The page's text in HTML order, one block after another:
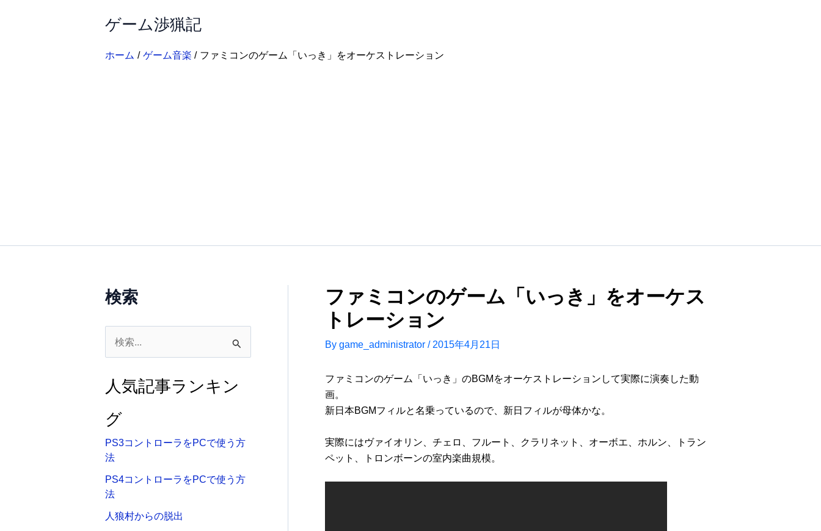
ゲーム渉猟記
ホーム ゲーム音楽 ファミコンのゲーム「いっき」をオーケストレーション
検索
象人気記事ランキン
グ
PS3コントローラをPCで使う方
法
PS4コントローラをPCで使う方
法
人狼村からの脱出
ファミコンのゲーム「いっき」をオーケス
トレーション
By game_administrator / 2015年4月21日
ファミコンのゲーム「いっき」のBGMをオーケストレーションして実際に演奏した動
画。
新日本BGMフィルと名乗っているので、新日フィルが母体かな。
実際にはヴァイオリン、チェロ、フルート、クラリネット、オーボエ、ホルン、トラン
ペット、トロンボーンの室内楽曲規模。